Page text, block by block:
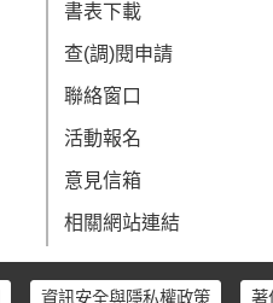
書表下載
查(調)閱申請
聯絡窗口
活動報名
意見信箱
相關網站連結
資訊安全與隱私權政策 著